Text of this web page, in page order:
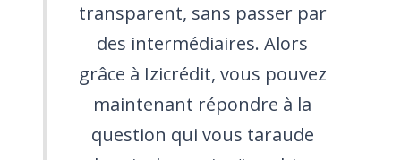
transparent, sans passer par
des intermédiaires. Alors
grâce à Izicrédit, vous pouvez
maintenant répondre à la
question qui vous taraude